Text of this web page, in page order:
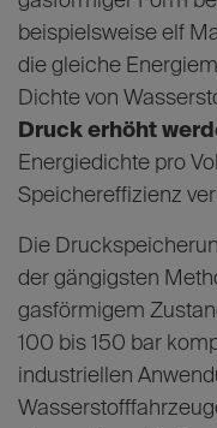
beispielsweise elf
die gleiche
Dichte von
Druck erhöht
Energiedichte pro
Speichereffizienz
Die
der gängigsten
gasförmigem
100 bis 150 bar
industriellen